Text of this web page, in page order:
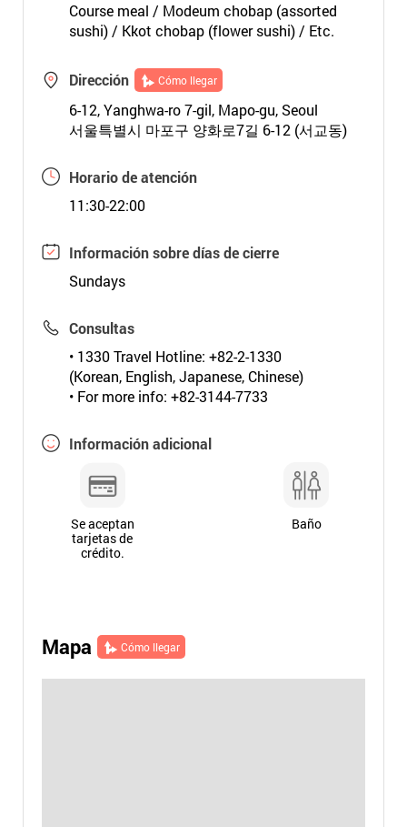
Course meal / Modeum chobap (assorted
sushi) / Kkot chobap (flower sushi) / Etc.
Dirección Cómo llegar
6-12, Yanghwa-ro 7-gil, Mapo-gu, Seoul
서울특별시 마포구 양화로7길 6-12 (서교동)
Horario de atención
11:30-22:00
Información sobre días de cierre
Sundays
Consultas
• 1330 Travel Hotline: +82-2-1330
(Korean, English, Japanese, Chinese)
• For more info: +82-3144-7733
Información adicional
Se aceptan
tarjetas de
crédito.
Baño
Mapa Cómo llegar